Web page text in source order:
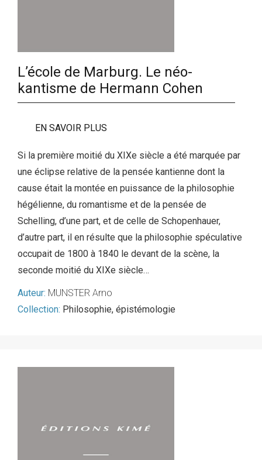
L’école de Marburg. Le néo-
kantisme de Hermann Cohen
EN SAVOIR PLUS
Si la première moitié du XIXe siècle a été marquée par
une éclipse relative de la pensée kantienne dont la
cause était la montée en puissance de la philosophie
hégélienne, du romantisme et de la pensée de
Schelling, d’une part, et de celle de Schopenhauer,
d’autre part, il en résulte que la philosophie spéculative
occupait de 1800 à 1840 le devant de la scène, la
seconde moitié du XIXe siècle…
Auteur: MUNSTER Arno
Collection: Philosophie, épistémologie